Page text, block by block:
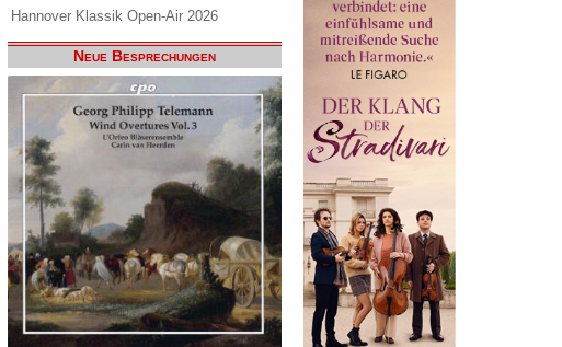
Hannover Klassik Open-Air 2026
Neue Besprechungen